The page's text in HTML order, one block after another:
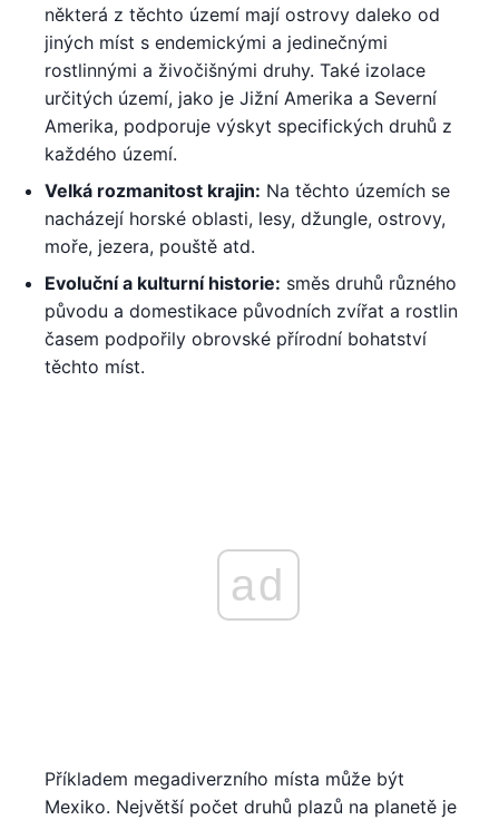
některá z těchto území mají ostrovy daleko od
jiných míst s endemickými a jedinečnými
rostlinnými a živočišnými druhy. Také izolace
určitých území, jako je Jižní Amerika a Severní
Amerika, podporuje výskyt specifických druhů z
každého území.
Velká rozmanitost krajin: Na těchto územích se
nacházejí horské oblasti, lesy, džungle, ostrovy,
moře, jezera, pouště atd.
Evoluční a kulturní historie: směs druhů různého
původu a domestikace původních zvířat a rostlin
časem podpořily obrovské přírodní bohatství
těchto míst.
ad
Příkladem megadiverzního místa může být
Mexiko. Největší počet druhů plazů na planetě je